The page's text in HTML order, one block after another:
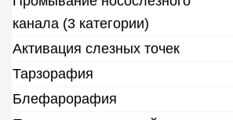
канала (3 категории)
Активация слезных точек
Тарзорафия
Блефарорафия